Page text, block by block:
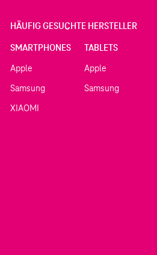
HÄUFIG GESUCHTE HERSTELLER
SMARTPHONES
Apple
Samsung
XIAOMI
TABLETS
Apple
Samsung